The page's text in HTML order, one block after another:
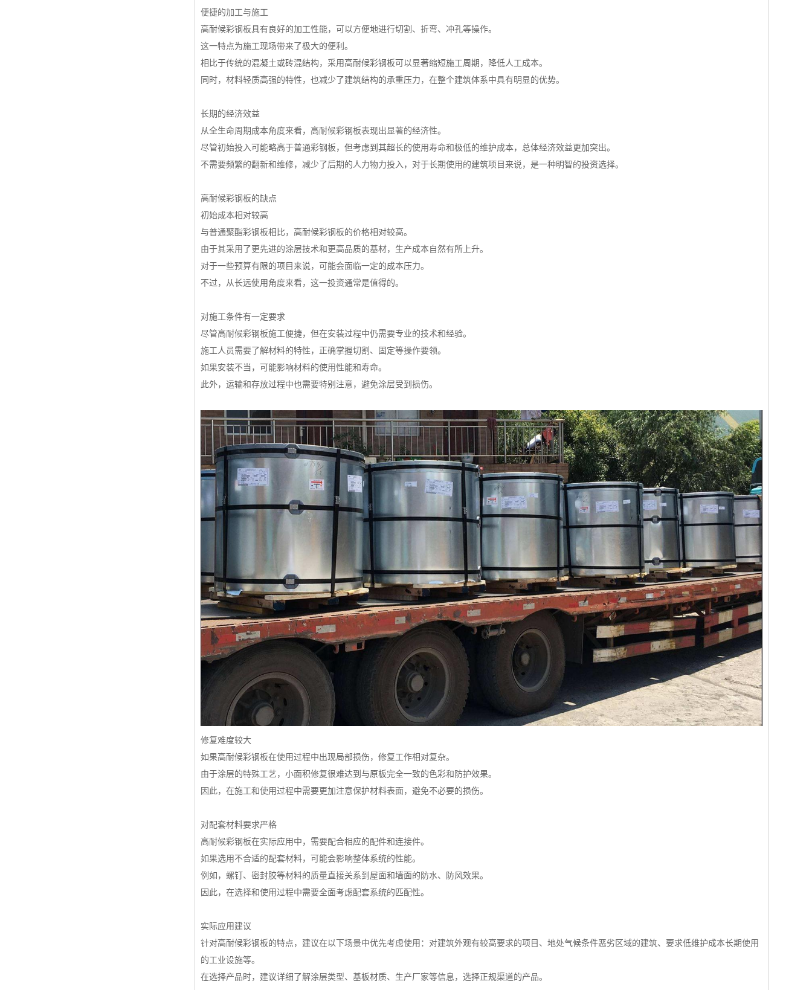
便捷的加工与施工
高耐候彩钢板具有良好的加工性能，可以方便地进行切割、折弯、冲孔等操作。
这一特点为施工现场带来了极大的便利。
相比于传统的混凝土或砖混结构，采用高耐候彩钢板可以显著缩短施工周期，降低人工成本。
同时，材料轻质高强的特性，也减少了建筑结构的承重压力，在整个建筑体系中具有明显的优势。
长期的经济效益
从全生命周期成本角度来看，高耐候彩钢板表现出显著的经济性。
尽管初始投入可能略高于普通彩钢板，但考虑到其超长的使用寿命和极低的维护成本，总体经济效益更加突出。
不需要频繁的翻新和维修，减少了后期的人力物力投入，对于长期使用的建筑项目来说，是一种明智的投资选择。
高耐候彩钢板的缺点
初始成本相对较高
与普通聚酯彩钢板相比，高耐候彩钢板的价格相对较高。
由于其采用了更先进的涂层技术和更高品质的基材，生产成本自然有所上升。
对于一些预算有限的项目来说，可能会面临一定的成本压力。
不过，从长远使用角度来看，这一投资通常是值得的。
对施工条件有一定要求
尽管高耐候彩钢板施工便捷，但在安装过程中仍需要专业的技术和经验。
施工人员需要了解材料的特性，正确掌握切割、固定等操作要领。
如果安装不当，可能影响材料的使用性能和寿命。
此外，运输和存放过程中也需要特别注意，避免涂层受到损伤。
修复难度较大
如果高耐候彩钢板在使用过程中出现局部损伤，修复工作相对复杂。
由于涂层的特殊工艺，小面积修复很难达到与原板完全一致的色彩和防护效果。
因此，在施工和使用过程中需要更加注意保护材料表面，避免不必要的损伤。
对配套材料要求严格
高耐候彩钢板在实际应用中，需要配合相应的配件和连接件。
如果选用不合适的配套材料，可能会影响整体系统的性能。
例如，螺钉、密封胶等材料的质量直接关系到屋面和墙面的防水、防风效果。
因此，在选择和使用过程中需要全面考虑配套系统的匹配性。
实际应用建议
针对高耐候彩钢板的特点，建议在以下场景中优先考虑使用：对建筑外观有较高要求的项目、地处气候条件恶劣区域的建筑、要求低维护成本长期使用
的工业设施等。
在选择产品时，建议详细了解涂层类型、基板材质、生产厂家等信息，选择正规渠道的产品。